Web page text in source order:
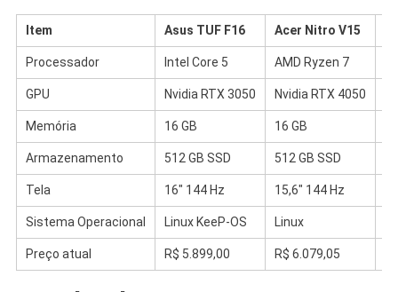
Item Asus TUF F16 Acer Nitro V15
Processador Intel Core 5 AMD Ryzen 7
GPU Nvidia RTX 3050 Nvidia RTX 4050
Memória 16 GB 16 GB
Armazenamento 512 GB SSD 512 GB SSD
Tela 16″ 144 Hz 15,6″ 144 Hz
Sistema Operacional Linux KeeP-OS Linux
Preço atual R$ 5.899,00 R$ 6.079,05